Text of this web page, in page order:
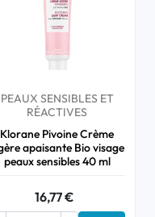
PEAUX SENSIBLES ET
RÉACTIVES
Klorane Pivoine Crème
apaisante Bio visage
peaux sensibles 40 ml
16,77 €